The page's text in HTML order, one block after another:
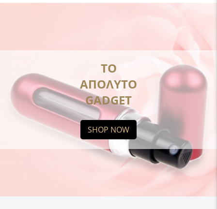
ΤΟ
ΑΠΟΛΥΤΟ
GADGET
SHOP NOW